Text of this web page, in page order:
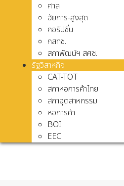
ศาล
อัยการ-สูงสุด
คอรัปชั่น
กสทช.
สภาพัฒน์ฯ สศช.
รัฐวิสาหกิจ
CAT-TOT
สภาหอการค้าไทย
สภาอุตสาหกรรม
หอการค้า
BOI
EEC